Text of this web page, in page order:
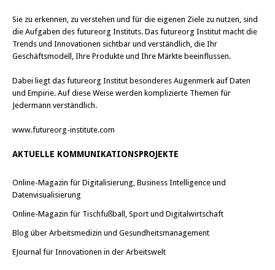
Sie zu erkennen, zu verstehen und für die eigenen Ziele zu nutzen, sind
die Aufgaben des futureorg Instituts. Das futureorg Institut macht die
Trends und Innovationen sichtbar und verständlich, die Ihr
Geschäftsmodell, Ihre Produkte und Ihre Märkte beeinflussen.
Dabei liegt das futureorg Institut besonderes Augenmerk auf Daten
und Empirie. Auf diese Weise werden komplizierte Themen für
Jedermann verständlich.
www.futureorg-institute.com
AKTUELLE KOMMUNIKATIONSPROJEKTE
Online-Magazin für Digitalisierung, Business Intelligence und
Datenvisualisierung
Online-Magazin für Tischfußball, Sport und Digitalwirtschaft
Blog über Arbeitsmedizin und Gesundheitsmanagement
EJournal für Innovationen in der Arbeitswelt